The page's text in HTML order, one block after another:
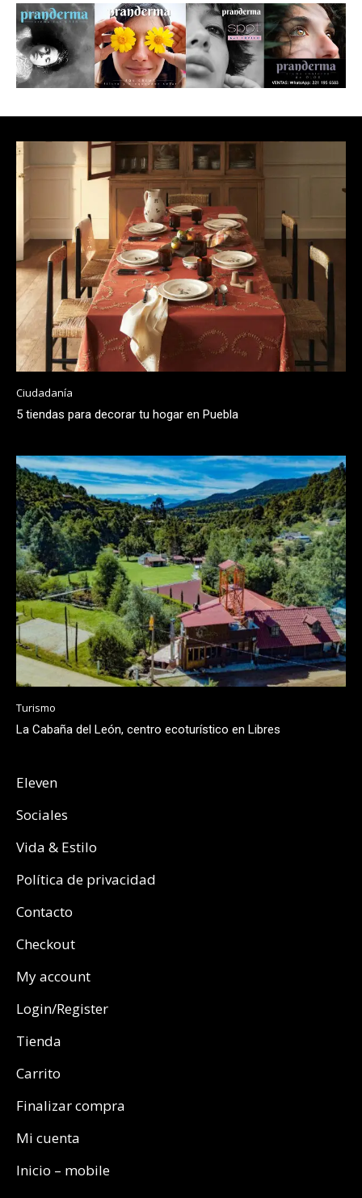
Ciudadanía
5 tiendas para decorar tu hogar en Puebla
Turismo
La Cabaña del León, centro ecoturístico en Libres
Eleven
Sociales
Vida & Estilo
Política de privacidad
Contacto
Checkout
My account
Login/Register
Tienda
Carrito
Finalizar compra
Mi cuenta
Inicio – mobile